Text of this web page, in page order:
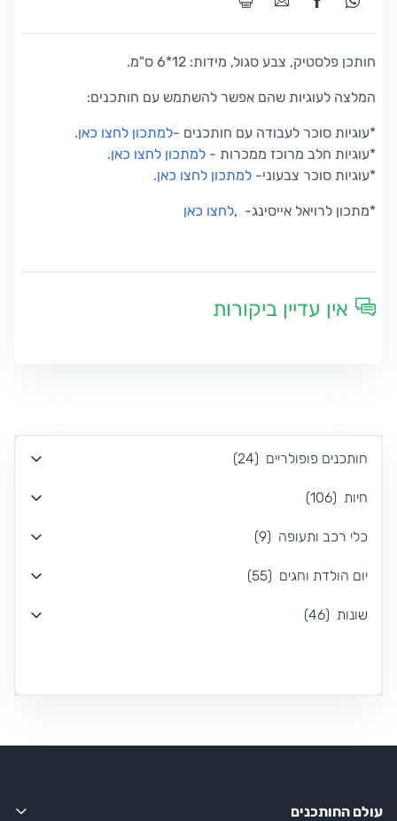
חותכן פלסטיק, צבע סגול, מידות: 12*6 ס"מ.
המלצה לעוגיות שהם אפשר להשתמש עם חותכנים:
*עוגיות סוכר לעבודה עם חותכנים -למתכון לחצו כאן.
*עוגיות חלב מרוכז ממכרות - למתכון לחצו כאן.
*עוגיות סוכר צבעוני- למתכון לחצו כאן.
*מתכון לרויאל אייסינג- ,לחצו כאן
אין עדיין ביקורות
חותכנים פופולריים (
24
)
חיות (
106
)
כלי רכב ותעופה (
9
)
יום הולדת וחגים (
55
)
שונות (
46
)
עולם החותכנים